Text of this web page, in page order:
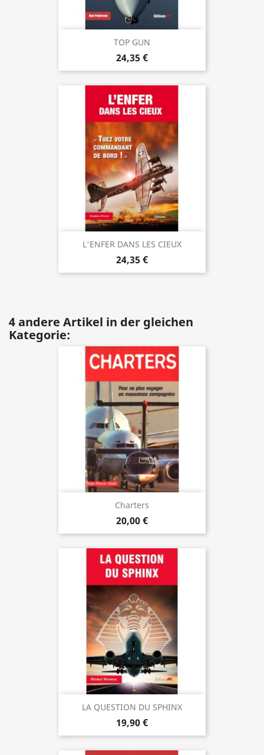
TOP GUN
24,35 €
L'ENFER DANS LES CIEUX
24,35 €
4 andere Artikel in der gleichen
Kategorie:
Charters
20,00 €
LA QUESTION DU SPHINX
19,90 €